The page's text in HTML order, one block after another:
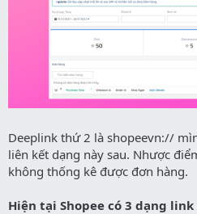
Deeplink thứ 2 là shopeevn://
liên kết dạng này sau. Nhược
không thống kê được đơn hàng.
Hiện tại Shopee có 3 dạng